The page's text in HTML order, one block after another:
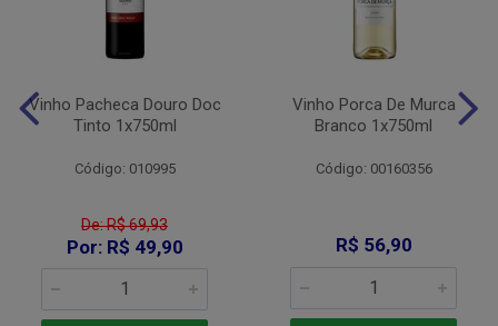
Vinho Pacheca Douro Doc
Tinto 1x750ml
Código: 010995
De: R$ 69,93
Por: R$ 49,90
Vinho Porca De Murca
Branco 1x750ml
Código: 00160356
R$ 56,90